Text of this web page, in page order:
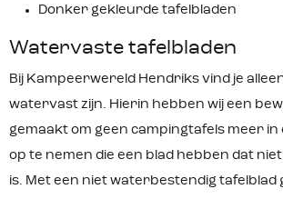
Donker gekleurde tafelbladen
Watervaste tafelbladen
Bij Kampeerwereld Hendriks vind je
watervast zijn. Hierin hebben wij een
gemaakt om geen campingtafels meer
op te nemen die een blad hebben dat
is. Met een niet waterbestendig